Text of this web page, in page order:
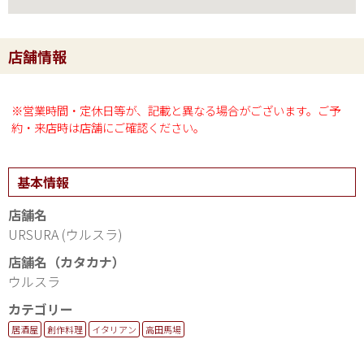
店舗情報
※営業時間・定休日等が、記載と異なる場合がございます。ご予
約・来店時は店舗にご確認ください。
基本情報
店舗名
URSURA (ウルスラ)
店舗名（カタカナ）
ウルスラ
カテゴリー
居酒屋 創作料理 イタリアン 高田馬場